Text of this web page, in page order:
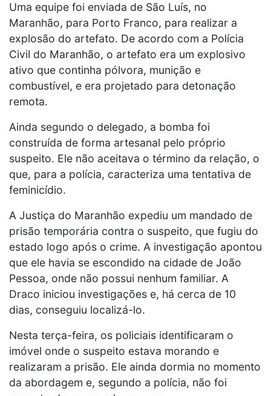
Uma equipe foi enviada de São Luís, no
Maranhão, para Porto Franco, para realizar a
explosão do artefato. De acordo com a Polícia
Civil do Maranhão, o artefato era um explosivo
ativo que continha pólvora, munição e
combustível, e era projetado para detonação
remota.
Ainda segundo o delegado, a bomba foi
construída de forma artesanal pelo próprio
suspeito. Ele não aceitava o término da relação, o
que, para a polícia, caracteriza uma tentativa de
feminicídio.
A Justiça do Maranhão expediu um mandado de
prisão temporária contra o suspeito, que fugiu do
estado logo após o crime. A investigação apontou
que ele havia se escondido na cidade de João
Pessoa, onde não possui nenhum familiar. A
Draco iniciou investigações e, há cerca de 10
dias, conseguiu localizá-lo.
Nesta terça-feira, os policiais identificaram o
imóvel onde o suspeito estava morando e
realizaram a prisão. Ele ainda dormia no momento
da abordagem e, segundo a polícia, não foi